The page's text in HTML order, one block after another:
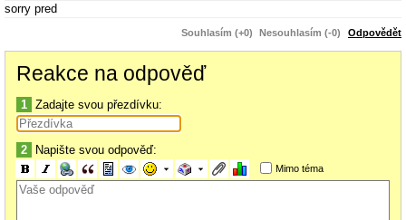
sorry pred
Souhlasím (+0) Nesouhlasím (-0) Odpovědět
Reakce na odpověď
1 Zadajte svou přezdívku:
2 Napište svou odpověď:
Mimo téma